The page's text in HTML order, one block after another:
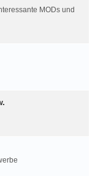
MODs und